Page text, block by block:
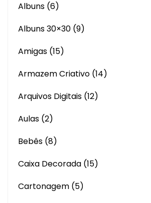
Albuns (6)
Albuns 30×30 (9)
Amigas (15)
Armazem Criativo (14)
Arquivos Digitais (12)
Aulas (2)
Bebês (8)
Caixa Decorada (15)
Cartonagem (5)